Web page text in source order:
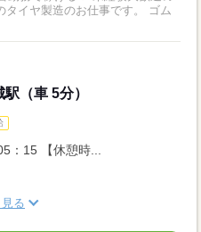
イヤ製造のお仕事です。 ゴム
（車 5分）
：15 【休憩時...
る